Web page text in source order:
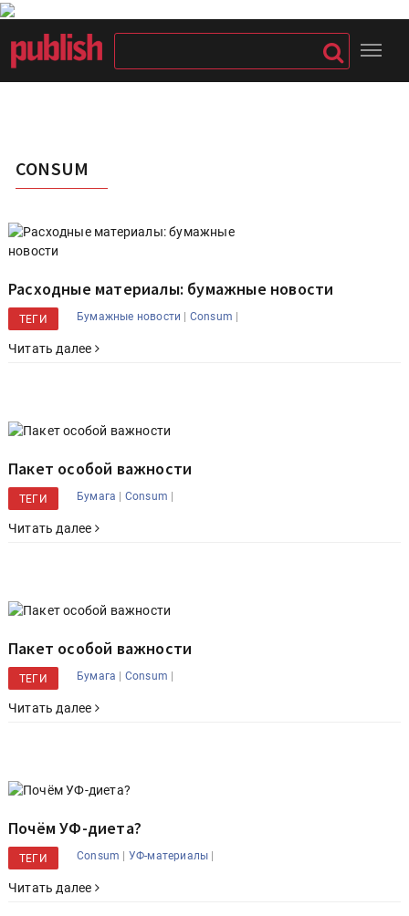
CONSUM
Расходные материалы: бумажные новости
ТЕГИ Бумажные новости | Consum |
Читать далее
Пакет особой важности
ТЕГИ Бумага | Consum |
Читать далее
Пакет особой важности
ТЕГИ Бумага | Consum |
Читать далее
Почём УФ-диета?
ТЕГИ Consum | УФ-материалы |
Читать далее